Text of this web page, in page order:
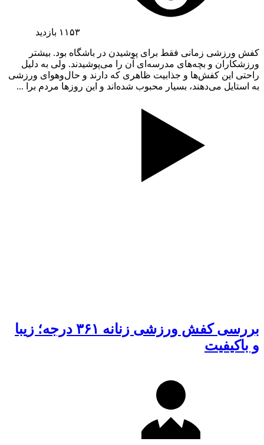
۱۱۵۳ بازدید
کفش ورزشی زمانی فقط برای پوشیدن در باشگاه بود. بیشتر
ورزشکاران و بچه‌های مدرسه‌ای آن را می‌پوشیدند. ولی به دلیل
راحتی این کفش‌ها و جذابیت ظاهری که دارند و حال‌وهوای ورزشی
به استایل می‌دهند، بسیار محبوب شده‌اند و این روزها مردم برا ...
بررسی کفش ورزشی زنانه ۳۶۱ درجه؛ زیبا
و باکیفیت